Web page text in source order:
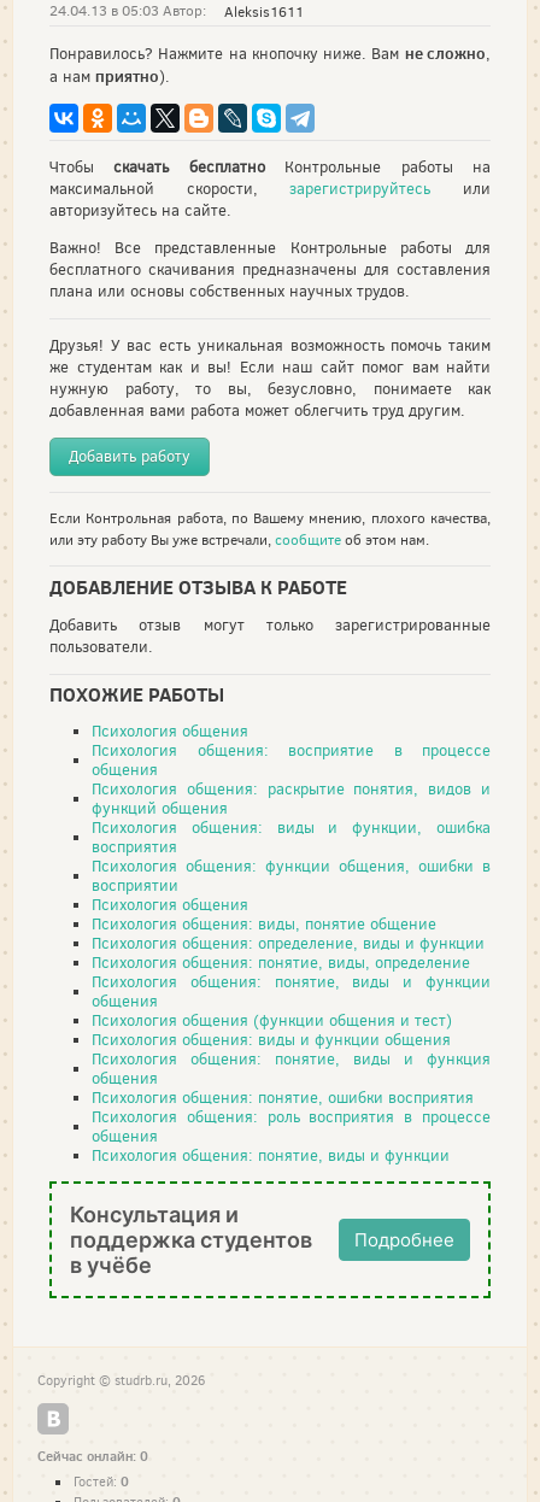
24.04.13 в 05:03 Автор: Aleksis1611
Понравилось? Нажмите на кнопочку ниже. Вам не сложно,
а нам приятно).
Чтобыскачать бесплатноКонтрольные работы на
максимальной скорости,зарегистрируйтесь или
авторизуйтесь на сайте.
Важно! Все представленные Контрольные работы для
бесплатного скачивания предназначены для составления
плана или основы собственных научных трудов.
Друзья! У вас есть уникальная возможность помочь таким
же студентам как и вы! Если наш сайт помог вам найти
нужную работу, то вы, безусловно, понимаете как
добавленная вами работа может облегчить труд другим.
Добавить работу
Если Контрольная работа, по Вашему мнению, плохого качества,
или эту работу Вы уже встречали,сообщитеоб этом нам.
ДОБАВЛЕНИЕ ОТЗЫВА К РАБОТЕ
Добавить отзыв могут только зарегистрированные
пользователи.
ПОХОЖИЕ РАБОТЫ
Психология общения
Психология общения: восприятие в процессе
общения
Психология общения: раскрытие понятия, видов и
функций общения
Психология общения: виды и функции, ошибка
восприятия
Психология общения: функции общения, ошибки в
восприятии
Психология общения
Психология общения: виды, понятие общение
Психология общения: определение, виды и функции
Психология общения: понятие, виды, определение
Психология общения: понятие, виды и функции
общения
Психология общения (функции общения и тест)
Психология общения: виды и функции общения
Психология общения: понятие, виды и функция
общения
Психология общения: понятие, ошибки восприятия
Психология общения: роль восприятия в процессе
общения
Психология общения: понятие, виды и функции
Консультация и
поддержка студентов
в учёбе
Подробнее
Copyright © studrb.ru, 2026
Сейчас онлайн: 0
Гостей: 0